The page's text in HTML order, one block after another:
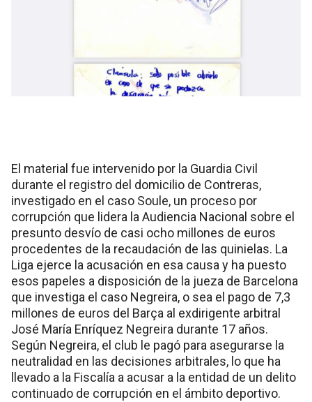
El material fue intervenido por la Guardia Civil
durante el registro del domicilio de Contreras,
investigado en el caso Soule, un proceso por
corrupción que lidera la Audiencia Nacional sobre el
presunto desvío de casi ocho millones de euros
procedentes de la recaudación de las quinielas. La
Liga ejerce la acusación en esa causa y ha puesto
esos papeles a disposición de la jueza de Barcelona
que investiga el caso Negreira, o sea el pago de 7,3
millones de euros del Barça al exdirigente arbitral
José María Enríquez Negreira durante 17 años.
Según Negreira, el club le pagó para asegurarse la
neutralidad en las decisiones arbitrales, lo que ha
llevado a la Fiscalía a acusar a la entidad de un delito
continuado de corrupción en el ámbito deportivo.